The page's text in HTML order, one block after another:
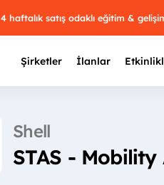
4 haftalık satış odaklı eğitim &
Şirketler İlanlar
Shell
STAS -